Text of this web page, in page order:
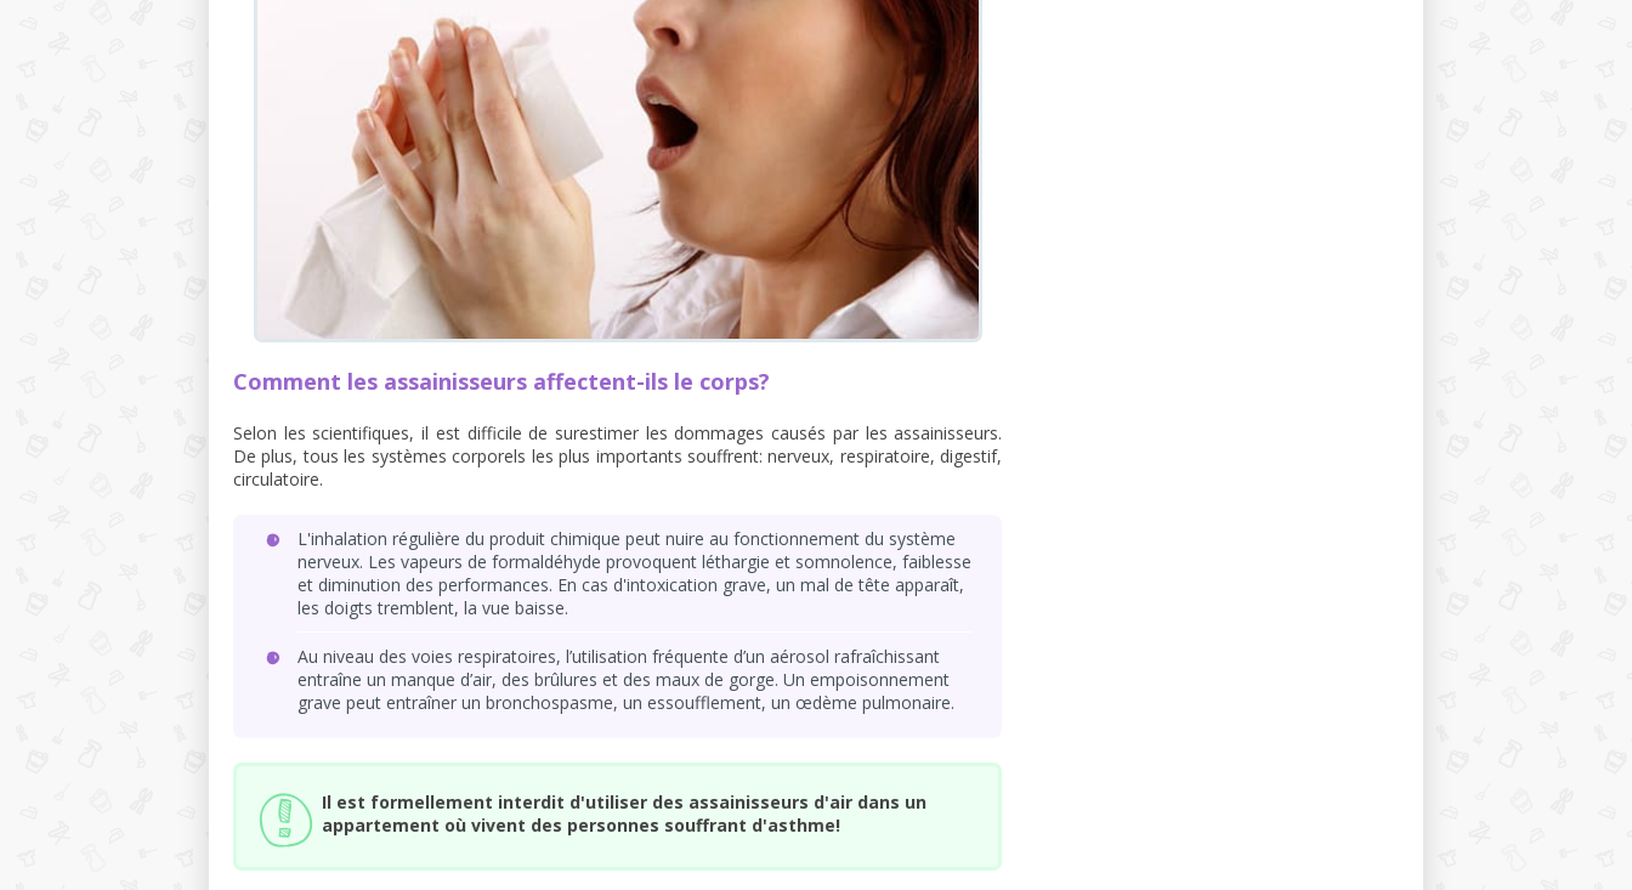
Comment les assainisseurs affectent-ils le corps?
Selon les scientifiques, il est difficile de surestimer les dommages causés par les assainisseurs.
De plus, tous les systèmes corporels les plus importants souffrent: nerveux, respiratoire, digestif,
circulatoire.
L'inhalation régulière du produit chimique peut nuire au fonctionnement du système
nerveux. Les vapeurs de formaldéhyde provoquent léthargie et somnolence, faiblesse
et diminution des performances. En cas d'intoxication grave, un mal de tête apparaît,
les doigts tremblent, la vue baisse.
Au niveau des voies respiratoires, l’utilisation fréquente d’un aérosol rafraîchissant
entraîne un manque d’air, des brûlures et des maux de gorge. Un empoisonnement
grave peut entraîner un bronchospasme, un essoufflement, un œdème pulmonaire.
Il est formellement interdit d'utiliser des assainisseurs d'air dans un
appartement où vivent des personnes souffrant d'asthme!